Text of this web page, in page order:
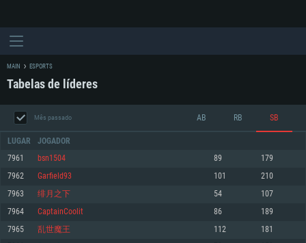
REQUERIMENTOS DE SISTEMA
MAIN ESPORTS
Tabelas de líderes
Mês passado AB RB SB
LUGAR JOGADOR
7961 bsn1504 89 179
7962 Garfield93 101 210
7963 绯月之下 54 107
7964 CaptainCoolit 86 189
7965 乱世魔王 112 181